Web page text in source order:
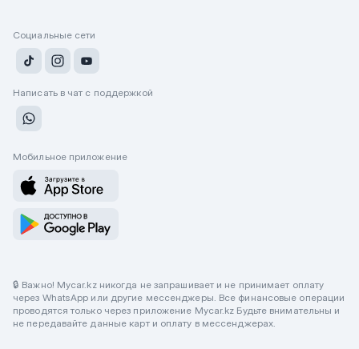
Социальные сети
Написать в чат с поддержкой
Мобильное приложение
🔒 Важно! Mycar.kz никогда не запрашивает и не принимает оплату
через WhatsApp или другие мессенджеры. Все финансовые операции
проводятся только через приложение Mycar.kz Будьте внимательны и
не передавайте данные карт и оплату в мессенджерах.